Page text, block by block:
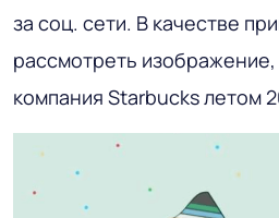
за соц. сети. В качестве
рассмотреть
компания Starbucks летом